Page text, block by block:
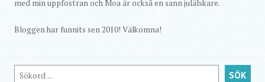
med min uppfostran och Moa är också en sann julälskare.
Bloggen har funnits sen 2010! Välkomna!
Sök SÖK